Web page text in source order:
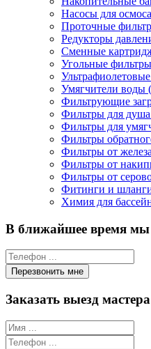
Насосы для
Проточные
Редукторы
Сменные
Угольные
Умягчители воды
Фильтрующие
Фильтры для
Фильтры для
Фильтры
Фильтры от
Фильтры от
Фильтры от
Фитинги и
Химия для
В ближайшее время мы
Заказать выезд мастера